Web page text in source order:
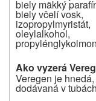
biely mäkký
biely včelí vosk,
izopropylmyristát,
oleylalkohol,
Ako vyzerá
Veregen je
dodávaná v